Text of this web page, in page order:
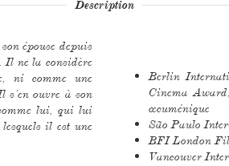
Description
épouse depuis
Il ne la considère
ni comme une
s’en ouvre à son
lui, qui lui
il est une
Berlin
Cinema
œcuménique
São Paulo
BFI London
Vancouver